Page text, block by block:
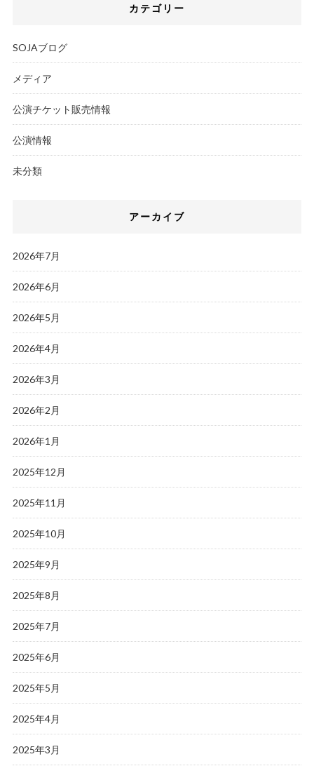
カテゴリー
SOJAブログ
メディア
公演チケット販売情報
公演情報
未分類
アーカイブ
2026年7月
2026年6月
2026年5月
2026年4月
2026年3月
2026年2月
2026年1月
2025年12月
2025年11月
2025年10月
2025年9月
2025年8月
2025年7月
2025年6月
2025年5月
2025年4月
2025年3月